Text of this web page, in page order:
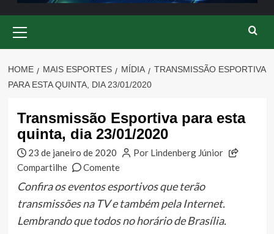
Menu
HOME MAIS ESPORTES MÍDIA
TRANSMISSÃO ESPORTIVA
PARA ESTA QUINTA, DIA 23/01/2020
Transmissão Esportiva para esta
quinta, dia 23/01/2020
23 de janeiro de 2020
Por Lindenberg Júnior
Compartilhe
Comente
Confira os eventos esportivos que terão
transmissões na TV e também pela Internet.
Lembrando que todos no horário de Brasília.